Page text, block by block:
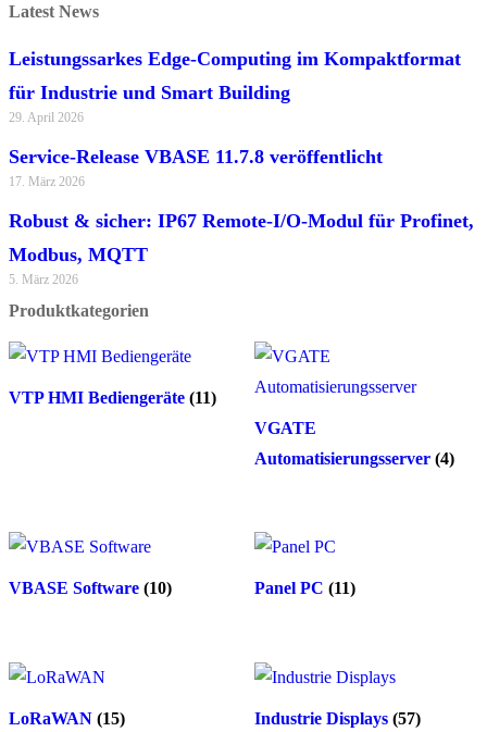
Latest News
Leistungssarkes Edge-Computing im Kompaktformat
für Industrie und Smart Building
29. April 2026
Service-Release VBASE 11.7.8 veröffentlicht
17. März 2026
Robust & sicher: IP67 Remote-I/O-Modul für Profinet,
Modbus, MQTT
5. März 2026
Produktkategorien
VTP HMI Bediengeräte (11)
VGATE
Automatisierungsserver (4)
VBASE Software (10) Panel PC (11)
LoRaWAN (15) Industrie Displays (57)